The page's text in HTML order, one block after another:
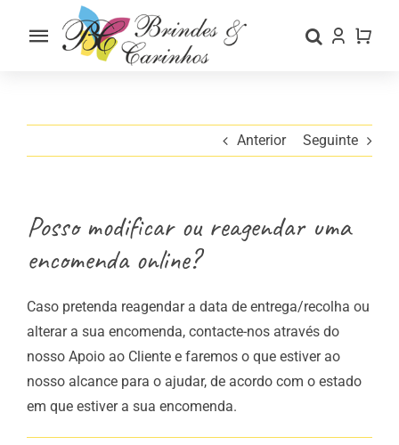
Toggle
Categorias
Anterior Seguinte
Posso modificar ou reagendar uma
encomenda online?
Caso pretenda reagendar a data de entrega/recolha ou
alterar a sua encomenda, contacte-nos através do
nosso Apoio ao Cliente e faremos o que estiver ao
nosso alcance para o ajudar, de acordo com o estado
em que estiver a sua encomenda.